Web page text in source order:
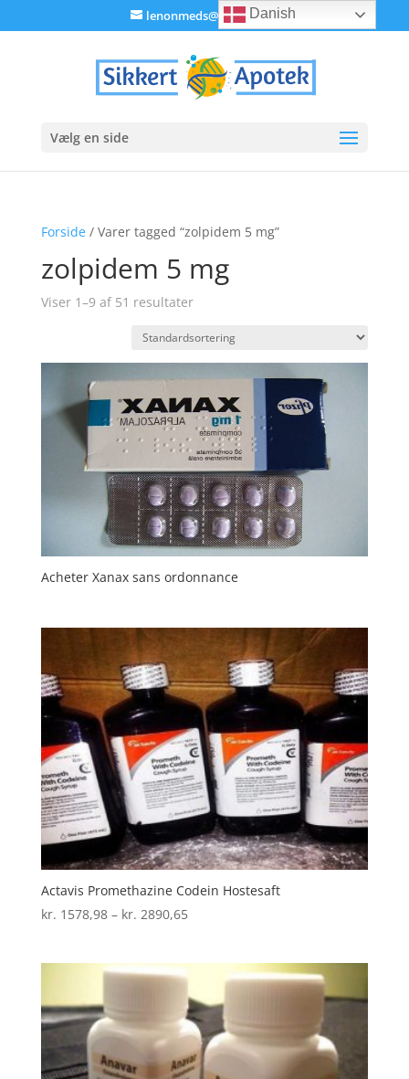
lenonmeds@gmail.com
Vælg en side
Forside/ Varer tagged “zolpidem 5 mg”
zolpidem 5 mg
Viser 1–9 af 51 resultater
Acheter Xanax sans ordonnance
Actavis Promethazine Codein Hostesaft
kr. 1578,98 – kr. 2890,65Prisinterval:
kr. 2890,65
Danish